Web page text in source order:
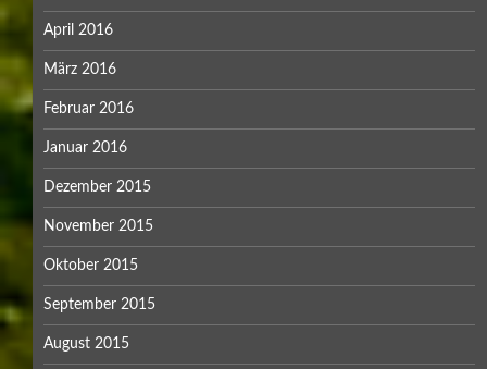
April 2016
März 2016
Februar 2016
Januar 2016
Dezember 2015
November 2015
Oktober 2015
September 2015
August 2015